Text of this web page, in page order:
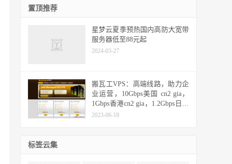
置顶推荐
星梦云夏季预热国内高防大宽带
服务器低至88元起
2024-03-27
搬瓦工VPS：高端线路，助力企
业运营，10Gbps美国 cn2 gia，
1Gbps香港cn2 gia，1.2Gbps日本
cn2 gia，10Gbps日本软银
2023-06-18
标签云集